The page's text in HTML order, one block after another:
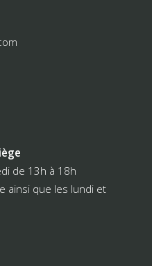
de 13h à 18h
ainsi que les lundi et